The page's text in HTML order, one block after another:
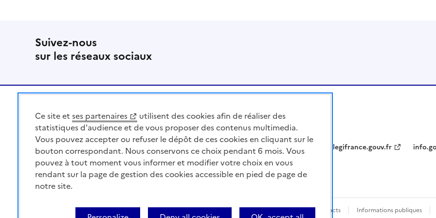
Suivez-nous
sur les réseaux sociaux
Pied de page
MINISTÈRE
DE L'AGRICULTURE
DE L'AGRO-ALIMENTAIRE
ET DE LA SOUVERAINETÉ
ALIMENTAIRE
legifrance.gouv.fr
Plan du site Accessibilité : partiellement conforme Questions fréquentes / Contacts Informations publiques
Ce site et ses partenaires
utilisent des cookies afin de réaliser des
statistiques d'audience et de vous proposer des contenus multimedia.
Vous pouvez accepter ou refuser le dépôt de ces cookies en cliquant sur le
bouton correspondant. Nous conservons ce choix pendant 6 mois. Vous
pouvez à tout moment vous informer et modifier votre choix en vous
rendant sur la page de gestion des cookies accessible en pied de page de
notre site.